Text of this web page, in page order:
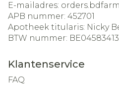
E-mailadres:
APB nummer: 452701
Apotheek titularis: Nicky
BTW nummer:
Klantenservice
FAQ